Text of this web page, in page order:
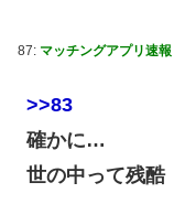
87: マッチングアプリ速報
>>83
確かに…
世の中って残酷